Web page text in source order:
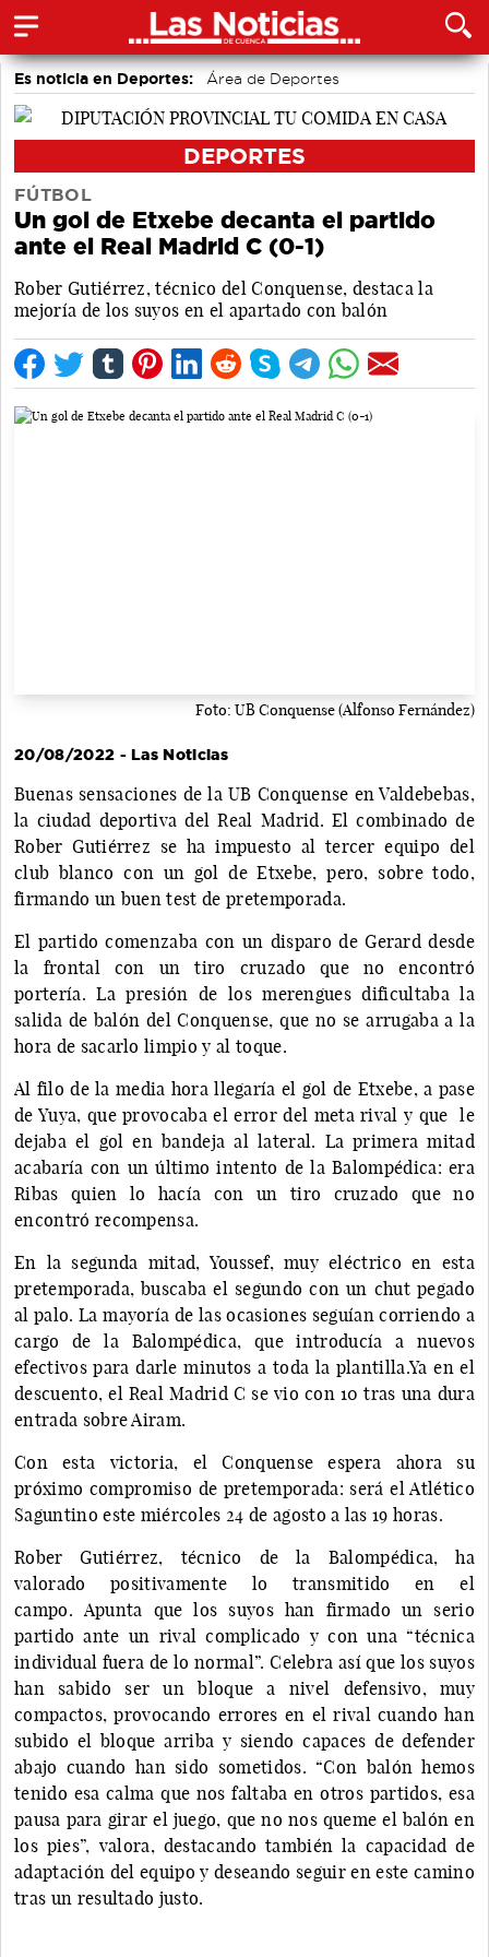
Es noticia en Deportes:
Área de Deportes
Bolos conquenses
DEPORTES
FÚTBOL
Un gol de Etxebe decanta el partido
ante el Real Madrid C (0-1)
Rober Gutiérrez, técnico del Conquense, destaca la
mejoría de los suyos en el apartado con balón
Foto: UB Conquense (Alfonso Fernández)
20/08/2022 - Las Noticias
Buenas sensaciones de la UB Conquense en Valdebebas,
la ciudad deportiva del Real Madrid. El combinado de
Rober Gutiérrez se ha impuesto al tercer equipo del
club blanco con un gol de Etxebe, pero, sobre todo,
firmando un buen test de pretemporada.
El partido comenzaba con un disparo de Gerard desde
la frontal con un tiro cruzado que no encontró
portería. La presión de los merengues dificultaba la
salida de balón del Conquense, que no se arrugaba a la
hora de sacarlo limpio y al toque.
Al filo de la media hora llegaría el gol de Etxebe, a pase
de Yuya, que provocaba el error del meta rival y que le
dejaba el gol en bandeja al lateral. La primera mitad
acabaría con un último intento de la Balompédica: era
Ribas quien lo hacía con un tiro cruzado que no
encontró recompensa.
En la segunda mitad, Youssef, muy eléctrico en esta
pretemporada, buscaba el segundo con un chut pegado
al palo. La mayoría de las ocasiones seguían corriendo a
cargo de la Balompédica, que introducía a nuevos
efectivos para darle minutos a toda la plantilla.Ya en el
descuento, el Real Madrid C se vio con 10 tras una dura
entrada sobre Airam.
Con esta victoria, el Conquense espera ahora su
próximo compromiso de pretemporada: será el Atlético
Saguntino este miércoles 24 de agosto a las 19 horas.
Rober Gutiérrez, técnico de la Balompédica, ha
valorado positivamente lo transmitido en el
campo. Apunta que los suyos han firmado un serio
partido ante un rival complicado y con una “técnica
individual fuera de lo normal”. Celebra así que los suyos
han sabido ser un bloque a nivel defensivo, muy
compactos, provocando errores en el rival cuando han
subido el bloque arriba y siendo capaces de defender
abajo cuando han sido sometidos. “Con balón hemos
tenido esa calma que nos faltaba en otros partidos, esa
pausa para girar el juego, que no nos queme el balón en
los pies”, valora, destacando también la capacidad de
adaptación del equipo y deseando seguir en este camino
tras un resultado justo.